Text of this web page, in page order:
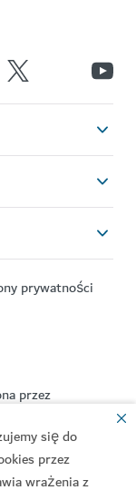
się do
przez
wrażenia z
prywatności
przez
Obowiązują